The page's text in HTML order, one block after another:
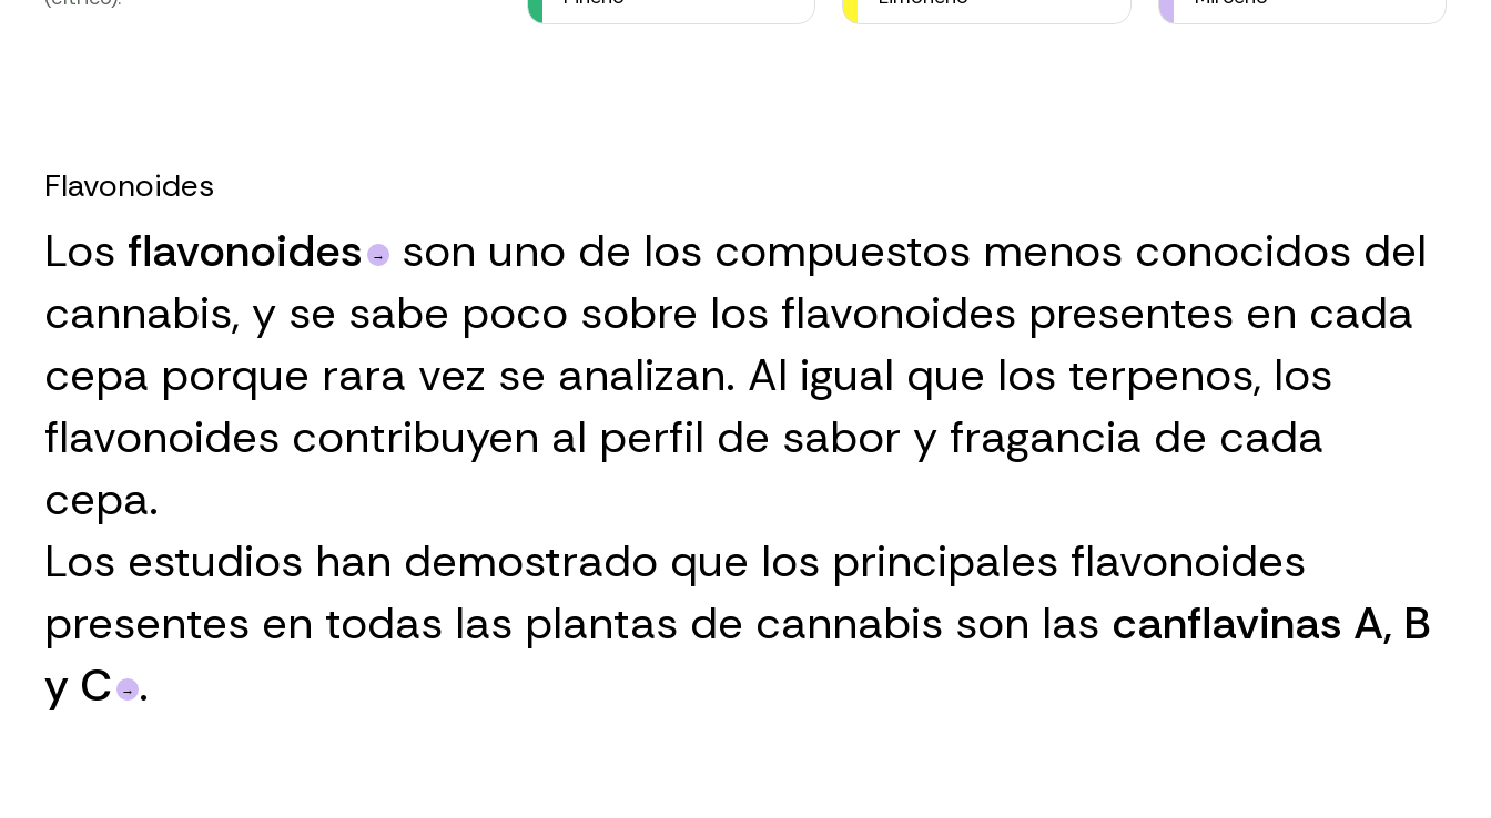
Flavonoides
Los flavonoides
son uno de los compuestos menos conocidos del
cannabis, y se sabe poco sobre los flavonoides presentes en cada
cepa porque rara vez se analizan. Al igual que los terpenos, los
flavonoides contribuyen al perfil de sabor y fragancia de cada
cepa.
Los estudios han demostrado que los principales flavonoides
presentes en todas las plantas de cannabis son las canflavinas A, B
y C .